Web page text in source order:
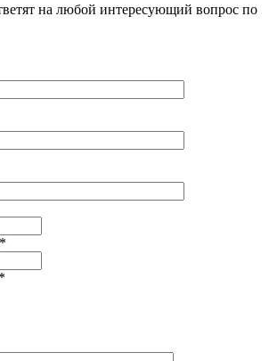
на любой интересующий вопрос по
*
*